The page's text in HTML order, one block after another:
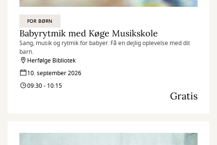
FOR BØRN
Babyrytmik med Køge Musikskole
Sang, musik og rytmik for babyer. Få en dejlig oplevelse med dit
barn.
Herfølge Bibliotek
10. september 2026
09:30 - 10:15
Gratis